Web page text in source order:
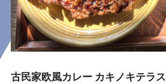
古民家欧風カレー カキノキテラス